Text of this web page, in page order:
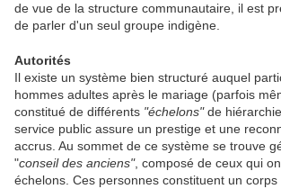
de vue de la structure communautaire, il est
de parler d'un seul groupe indigène.
Autorités
Il existe un système bien structuré auquel
hommes adultes après le mariage (parfois
constitué de différents "échelons"de
service public assure un prestige et une
accrus. Au sommet de ce système se trouve
"conseil des anciens", composé de ceux qui
échelons. Ces personnes constituent un